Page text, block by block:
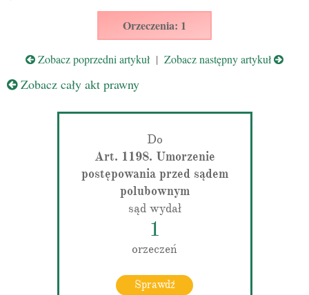
Orzeczenia: 1
Zobacz poprzedni artykuł | Zobacz następny artykuł
Zobacz cały akt prawny
Do
Art. 1198. Umorzenie
postępowania przed sądem
polubownym
sąd wydał
1
orzeczeń
Sprawdź